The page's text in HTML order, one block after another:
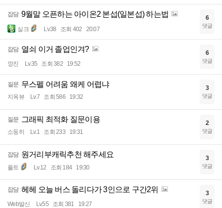
잡담 9월말 오픈하는 아이온2 본섭(일본섭) 하는법
실크 Lv.38 조회 402 20:07
6
댓글
잡담 열쇠 이거 졸업인겨?
깡진 Lv.35 조회 382 19:52
6
댓글
질문 무스펠 어려움 왜케 어렵냐
지옥뷰 Lv.7 조회 586 19:32
3
댓글
질문 그래픽 최적화 질문이용
소둥히 Lv.1 조회 233 19:31
2
댓글
잡담 원거리부캐릭추천 해주세요
풀트 Lv.12 조회 184 19:30
3
댓글
잡담 헤헤 오늘 버스 돌리다가 3인으로 구간2위
Web발신 Lv.55 조회 381 19:27
3
댓글